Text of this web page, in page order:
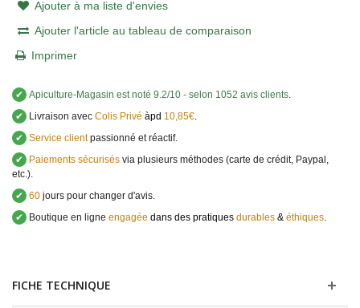
Ajouter à ma liste d'envies
Ajouter l'article au tableau de comparaison
Imprimer
✔ Apiculture-Magasin est noté 9.2/10 - selon 1052 avis clients.
✔
Livraison avec Colis Privé àpd 10,85€.
✔ Service clientpassionné et réactif.
✔
Paiements sécurisés via plusieurs méthodes (carte de crédit, Paypal,
etc.).
✔ 60 jours pour changer d'avis.
✔
Boutique en ligne engagée dans des pratiques durables & éthiques.
FICHE TECHNIQUE